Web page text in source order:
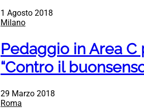
1 Agosto 2018
Milano
Pedaggio in Area C
“Contro il
29 Marzo 2018
Roma